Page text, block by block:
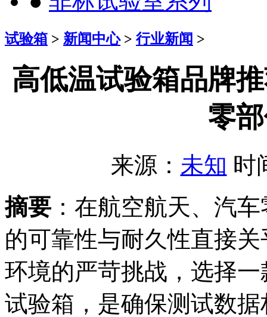
试验箱 > 新闻中心> 行业新闻 >
高低温试验箱品牌
零
来源： 未知 时
摘要 ：在航空航天、汽
的可靠性与耐久性直接
环境的严苛挑战，选择
试验箱，是确保测试数据